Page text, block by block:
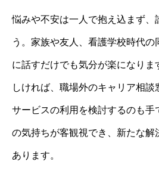
悩みや不安は一人で抱え込まず、
う。家族や友人、看護学校時代の
に話すだけでも気分が楽になりま
しければ、職場外のキャリア相談
サービスの利用を検討するのも手
の気持ちが客観視でき、新たな解
あります。